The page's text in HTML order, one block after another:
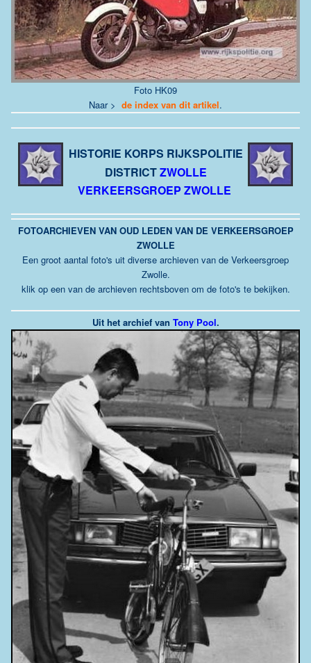
Foto HK09
Naar > de index van dit artikel.
HISTORIE KORPS RIJKSPOLITIE
DISTRICTZWOLLE
VERKEERSGROEP ZWOLLE
FOTOARCHIEVEN VAN OUD LEDEN VAN DE VERKEERSGROEP
ZWOLLE
Een groot aantal foto's uit diverse archieven van de Verkeersgroep
Zwolle.
klik op een van de archieven rechtsboven om de foto's te bekijken.
Uit het archief van Tony Pool.